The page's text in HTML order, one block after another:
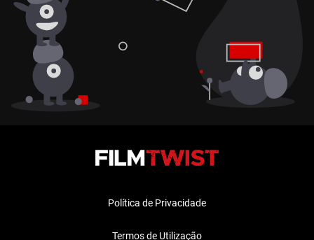
Política de Privacidade
Termos de Utilização